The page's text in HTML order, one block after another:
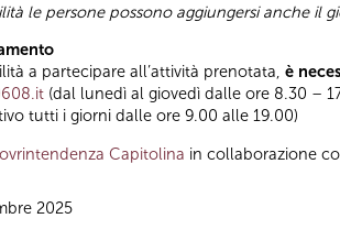
le persone possono aggiungersi anche il
a partecipare all’attività prenotata, è
(dal lunedì al giovedì dalle ore 8.30 –
tutti i giorni dalle ore 9.00 alle 19.00)
Capitolina in collaborazione
2025